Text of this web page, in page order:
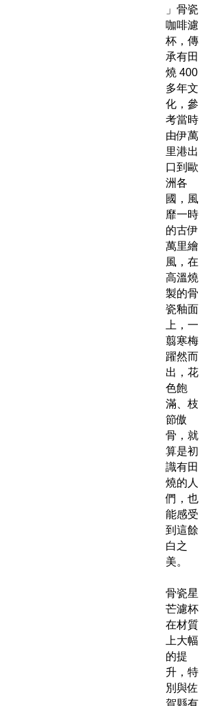
」骨瓷
咖啡濾
杯，傳
承有田
燒 400
多年文
化，參
考當時
由伊萬
里港出
口到歐
洲各
國，風
靡一時
的古伊
萬里繪
風，在
高溫燒
製的骨
瓷釉面
上，一
翦寒梅
躍然而
出，花
色飽
滿、枝
節傲
骨，就
算是初
識有田
燒的人
們，也
能感受
到這餘
白之
美。
骨瓷星
芒濾杯
在材質
上大幅
的提
升，特
別與佐
賀縣有